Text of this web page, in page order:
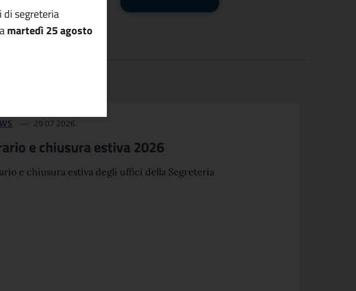
29 07 2026
e chiusura estiva 2026
e chiusura estiva degli uffici della Segreteria
segreteria
martedì 25 agosto